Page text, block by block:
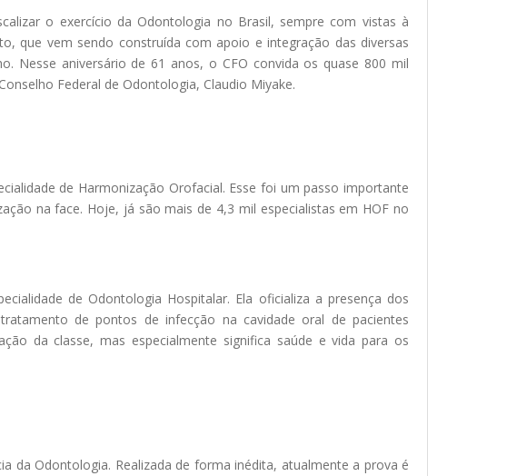
o exercício da Odontologia no Brasil, sempre com vistas à
que vem sendo construída com apoio e integração das diversas
Nesse aniversário de 61 anos, o CFO convida os quase 800 mil
Federal de Odontologia, Claudio Miyake.
de Harmonização Orofacial. Esse foi um passo importante
na face. Hoje, já são mais de 4,3 mil especialistas em HOF no
de Odontologia Hospitalar. Ela oficializa a presença dos
de pontos de infecção na cavidade oral de pacientes
da classe, mas especialmente significa saúde e vida para os
da Odontologia. Realizada de forma inédita, atualmente a prova é